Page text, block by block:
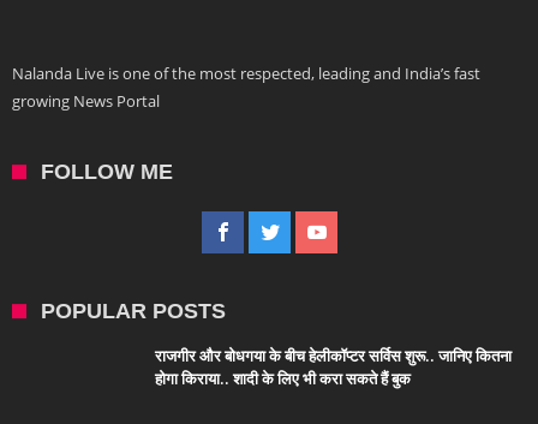
Nalanda Live is one of the most respected, leading and India’s fast
growing News Portal
FOLLOW ME
POPULAR POSTS
राजगीर और बोधगया के बीच हेलीकॉप्टर सर्विस शुरू.. जानिए कितना
होगा किराया.. शादी के लिए भी करा सकते हैं बुक